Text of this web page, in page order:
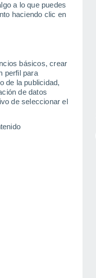
a lo que puedes
haciendo clic en
básicos, crear
perfil para
de la publicidad,
de datos
de seleccionar el